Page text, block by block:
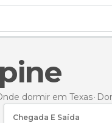
dormir em Texas
Chegada E Saída